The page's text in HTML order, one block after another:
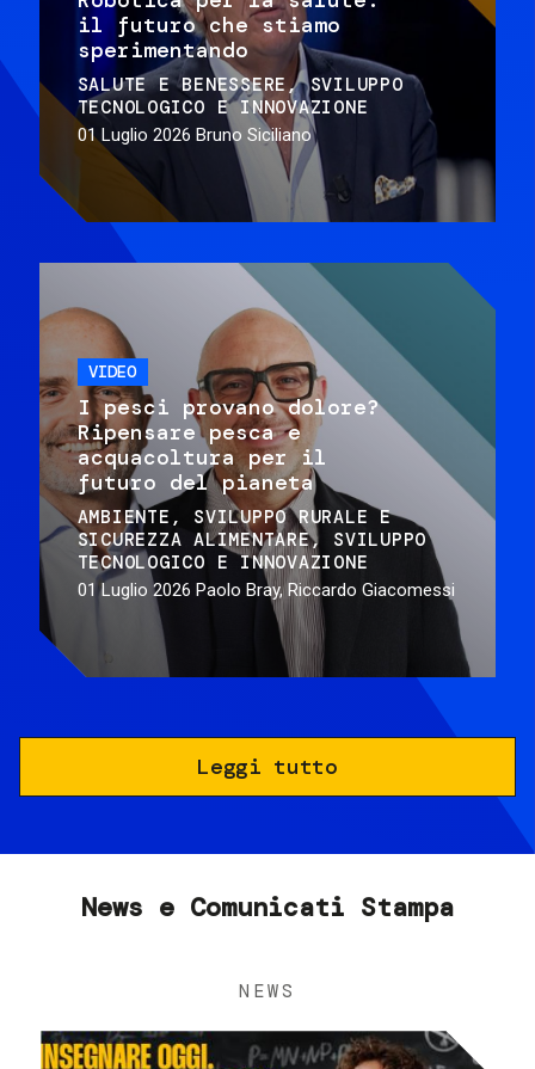
il futuro che stiamo
sperimentando
SALUTE E BENESSERE
SVILUPPO
TECNOLOGICO E INNOVAZIONE
01 Luglio 2026 Bruno Siciliano
VIDEO
I pesci provano dolore?
Ripensare pesca e
acquacoltura per il
futuro del pianeta
AMBIENTE
SVILUPPO RURALE E
SICUREZZA ALIMENTARE
SVILUPPO
TECNOLOGICO E INNOVAZIONE
01 Luglio 2026 Paolo Bray, Riccardo Giacomessi
Leggi tutto
News e Comunicati Stampa
NEWS